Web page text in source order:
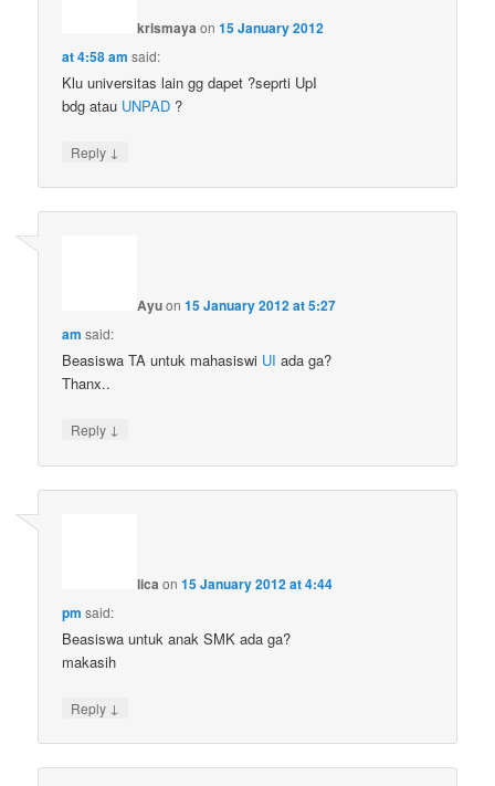
krismaya on15 January 2012
at 4:58 am said:
Klu universitas lain gg dapet ?seprti UpI
bdg atau UNPAD ?
Reply ↓
Ayuon15 January 2012 at 5:27
am said:
Beasiswa TA untuk mahasiswi UI ada ga?
Thanx..
Reply ↓
lica on15 January 2012 at 4:44
pm said:
Beasiswa untuk anak SMK ada ga?
makasih
Reply ↓